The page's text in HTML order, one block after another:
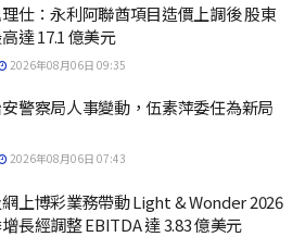
仕：永利阿聯酋項目造價上調後 股東
達 17.1 億美元
2026年08月06日 09:35
警察局人事變動，伍素萍委任為新局
2026年08月06日 07:43
上博彩業務帶動 Light & Wonder 2026
長經調整 EBITDA 達 3.83 億美元